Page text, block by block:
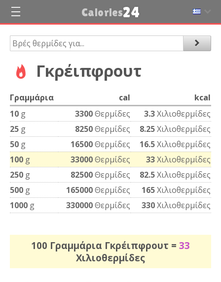
Calories24
Γκρέιπφρουτ
Γραμμάρια cal
kcal
10 g 3300Θερμίδες 3.3Χιλιοθερμίδες
25 g 8250Θερμίδες 8.25Χιλιοθερμίδες
50 g 16500Θερμίδες 16.5Χιλιοθερμίδες
100 g 33000Θερμίδες 33Χιλιοθερμίδες
250 g 82500Θερμίδες 82.5Χιλιοθερμίδες
500 g 165000Θερμίδες 165Χιλιοθερμίδες
1000 g 330000Θερμίδες 330Χιλιοθερμίδες
100 Γραμμάρια Γκρέιπφρουτ = 33
Χιλιοθερμίδες